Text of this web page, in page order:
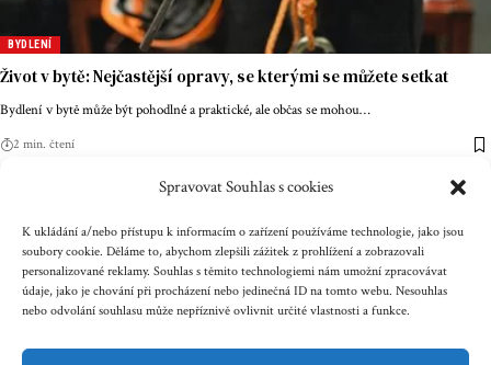
Spravovat Souhlas s cookies
K ukládání a/nebo přístupu k informacím o zařízení používáme technologie, jako jsou
soubory cookie. Děláme to, abychom zlepšili zážitek z prohlížení a zobrazovali
personalizované reklamy. Souhlas s těmito technologiemi nám umožní zpracovávat
údaje, jako je chování při procházení nebo jedinečná ID na tomto webu. Nesouhlas
nebo odvolání souhlasu může nepříznivě ovlivnit určité vlastnosti a funkce.
BYDLENÍ
Život v bytě: Nejčastější opravy, se kterými se můžete setkat
Bydlení v bytě může být pohodlné a praktické, ale občas se mohou…
2 min. čtení
Kontakt Reklama Cookies Ochrana údajů
Copyright © 2023 zenazenam.cz
obsahu serveru včetně publikování nebo jiného